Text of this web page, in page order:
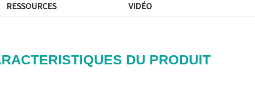
RESSOURCES VIDÉO
DU PRODUIT